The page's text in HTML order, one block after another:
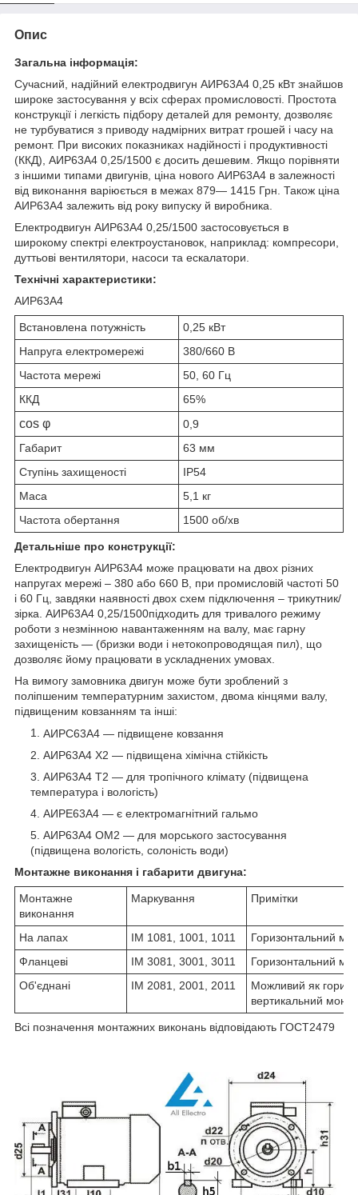
Опис
Загальна інформація:
Сучасний, надійний електродвигун АИР63А4 0,25 кВт знайшов
широке застосування у всіх сферах промисловості. Простота
конструкції і легкість підбору деталей для ремонту, дозволяє
не турбуватися з приводу надмірних витрат грошей і часу на
ремонт. При високих показниках надійності і продуктивності
(ККД), АИР63А4 0,25/1500 є досить дешевим. Якщо порівняти
з іншими типами двигунів, ціна нового АИР63А4 в залежності
від виконання варіюється в межах 879― 1415 Грн. Також ціна
АИР63А4 залежить від року випуску й виробника.
Електродвигун АИР63А4 0,25/1500 застосовується в
широкому спектрі електроустановок, наприклад: компресори,
дуттьові вентилятори, насоси та ескалатори.
Технічні характеристики:
АИР63А4
Встановлена потужність
0,25 кВт
Напруга електромережі
380/660 В
Частота мережі
50, 60 Гц
ККД
65%
cos φ
0,9
Габарит
63 мм
Ступінь захищеності
IP54
Маса
5,1 кг
Частота обертання
1500 об/хв
Детальніше про конструкції:
Електродвигун АИР63А4 може працювати на двох різних
напругах мережі – 380 або 660 В, при промисловій частоті 50
і 60 Гц, завдяки наявності двох схем підключення – трикутник/
зірка. АИР63А4 0,25/1500підходить для тривалого режиму
роботи з незмінною навантаженням на валу, має гарну
захищеність ― (бризки води і нетокопроводящая пил), що
дозволяє йому працювати в ускладнених умовах.
На вимогу замовника двигун може бути зроблений з
поліпшеним температурним захистом, двома кінцями валу,
підвищеним ковзанням та інші:
АИРС63А4 ― підвищене ковзання
АИР63А4 Х2 ― підвищена хімічна стійкість
АИР63А4 Т2 ― для тропічного клімату (підвищена
температура і вологість)
АИРЕ63А4 ― є електромагнітний гальмо
АИР63А4 ОМ2 ― для морського застосування
(підвищена вологість, солоність води)
Монтажне виконання і габарити двигуна:
Монтажне
виконання
Маркування Примітки
На лапах IM 1081, 1001, 1011
Горизонтальний
Фланцеві
IM 3081, 3001, 3011
Горизонтальний
Об'єднані
IM 2081, 2001, 2011
Можливий як
вертикальний
Всі позначення монтажних виконань відповідають ГОСТ2479